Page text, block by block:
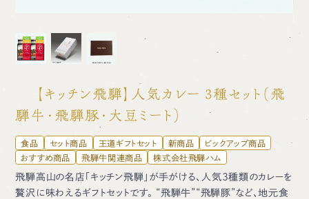
【キッチン飛騨】人気カレー 3種セット（飛
騨牛・飛騨豚・大豆ミート）
食品 セット商品 王道ギフトセット 新商品
ピックアップ商品
おすすめ商品
飛騨牛関連商品 株式会社飛騨ハム
飛騨高山の名店「キッチン飛騨」が手がける、人気3種類のカレーを
贅沢に味わえるギフトセットです。 “飛騨牛”“飛騨豚”など、地元食